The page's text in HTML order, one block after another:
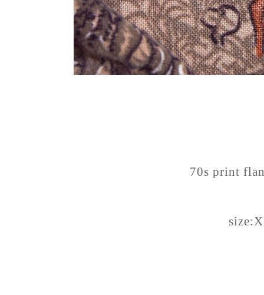
70s print